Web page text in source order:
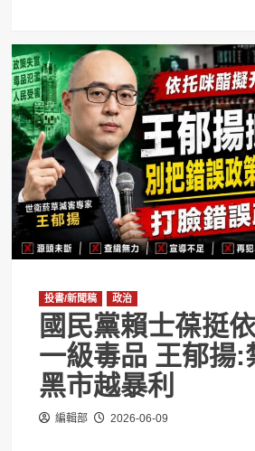
投書/新聞稿 政治
國民黨賴士葆挺
一級毒品 王郁揚:
黑市越暴利
編輯部 2026-06-09